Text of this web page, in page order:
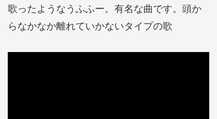
歌ったようなうふふー。有名な曲です。頭か
らなかなか離れていかないタイプの歌